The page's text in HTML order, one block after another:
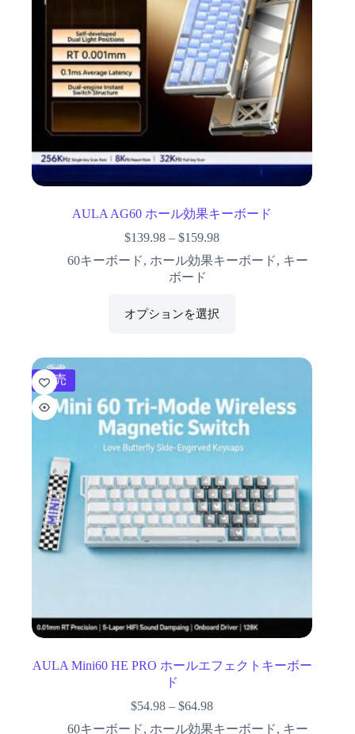
AULA AG60 ホール効果キーボード
$139.98 –$159.98
60キーボード, ホール効果キーボード, キー
ボード
オプションを選択
販売
AULA Mini60 HE PRO ホールエフェクトキーボー
ド
$54.98 –$64.98
60キーボード, ホール効果キーボード, キー